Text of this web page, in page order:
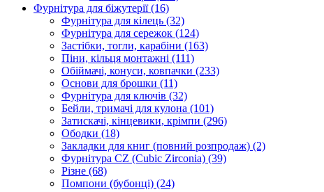
Фурнітура для біжутерії(16)
Фурнітура для кілець (32)
Фурнітура для сережок (124)
Застібки, тогли, карабіни (163)
Піни, кільця монтажні (111)
Обіймачі, конуси, ковпачки (233)
Основи для брошки (11)
Фурнітура для ключів (32)
Бейли, тримачі для кулона (101)
Затискачі, кінцевики, крімпи (296)
Ободки (18)
Закладки для книг (повний розпродаж) (2)
Фурнітура CZ (Cubic Zirconia) (39)
Різне (68)
Помпони (бубонці) (24)